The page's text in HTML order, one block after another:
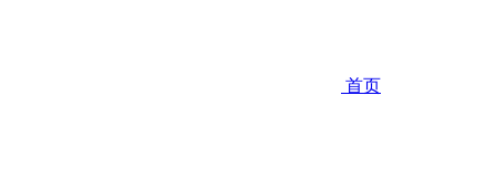
首页